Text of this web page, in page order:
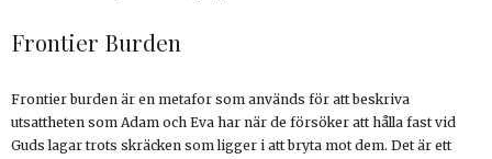
Frontier Burden
Frontier burden är en metafor som används för att beskriva
utsattheten som Adam och Eva har när de försöker att hålla fast vid
Guds lagar trots skräcken som ligger i att bryta mot dem. Det är ett